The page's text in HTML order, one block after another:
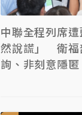
中聯全程列席
然說謊」 衛福
詢、非刻意隱匿